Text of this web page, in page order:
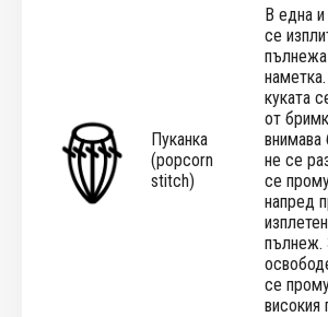
Пуканка
(popcorn
stitch)
В една
се
куката
от
внимава
не се
се
напред
пълнеж.
се
високия